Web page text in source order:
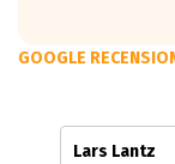
GOOGLE
Lars Lantz